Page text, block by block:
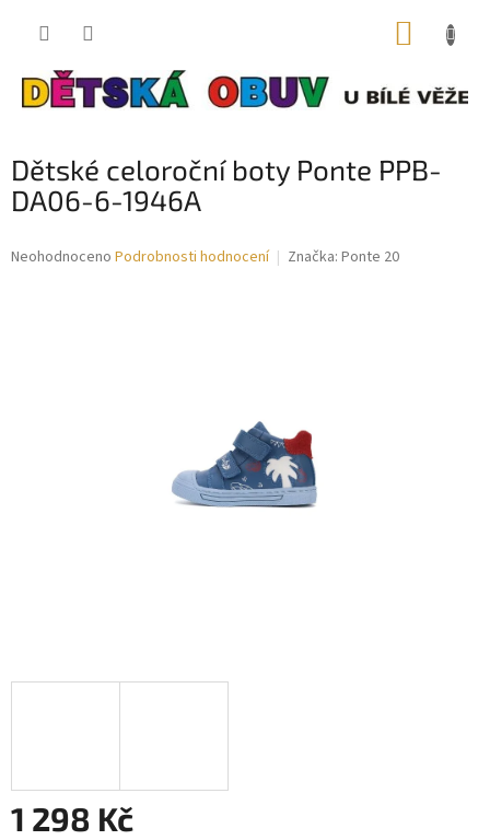
Dětské celoroční boty Ponte PPB-
DA06-6-1946A
Průměrné
Neohodnoceno Podrobnosti hodnocení Značka: Ponte 20
1 298 Kč